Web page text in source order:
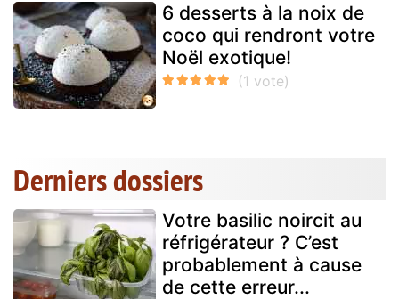
6 desserts à la noix de
coco qui rendront votre
Noël exotique!
Derniers dossiers
Votre basilic noircit au
réfrigérateur ? C’est
probablement à cause
de cette erreur...